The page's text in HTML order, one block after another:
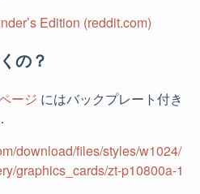
Edition (reddit.com)
の？
ージ にはバックプレート付き
download/files/styles/w1024/
graphics_cards/zt-p10800a-1